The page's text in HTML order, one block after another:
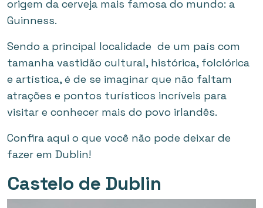
origem da cerveja mais famosa do mundo: a
Guinness.
Sendo a principal localidade de um país com
tamanha vastidão cultural, histórica, folclórica
e artística, é de se imaginar que não faltam
atrações e pontos turísticos incríveis para
visitar e conhecer mais do povo irlandês.
Confira aqui o que você não pode deixar de
fazer em Dublin!
Castelo de Dublin